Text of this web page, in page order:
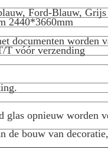
Ford-Blauw,
2440*3660mm
documenten worden
T vóór verzending
glas opnieuw worden
de bouw van